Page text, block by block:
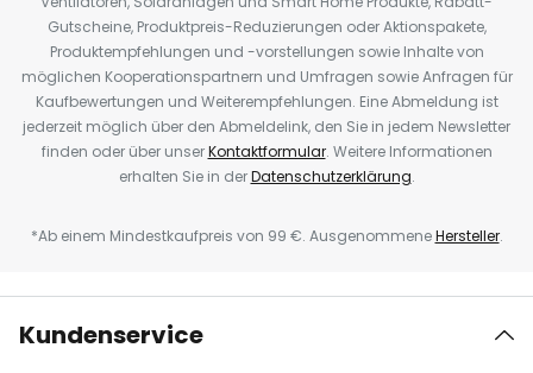
Gutscheine, Produktpreis-Reduzierungen oder Aktionspakete,
Produktempfehlungen und -vorstellungen sowie Inhalte von
möglichen Kooperationspartnern und Umfragen sowie Anfragen für
Kaufbewertungen und Weiterempfehlungen. Eine Abmeldung ist
jederzeit möglich über den Abmeldelink, den Sie in jedem Newsletter
finden oder über unserKontaktformular. Weitere Informationen
erhalten Sie in derDatenschutzerklärung.
*Ab einem Mindestkaufpreis von 99 €. AusgenommeneHersteller.
Kundenservice